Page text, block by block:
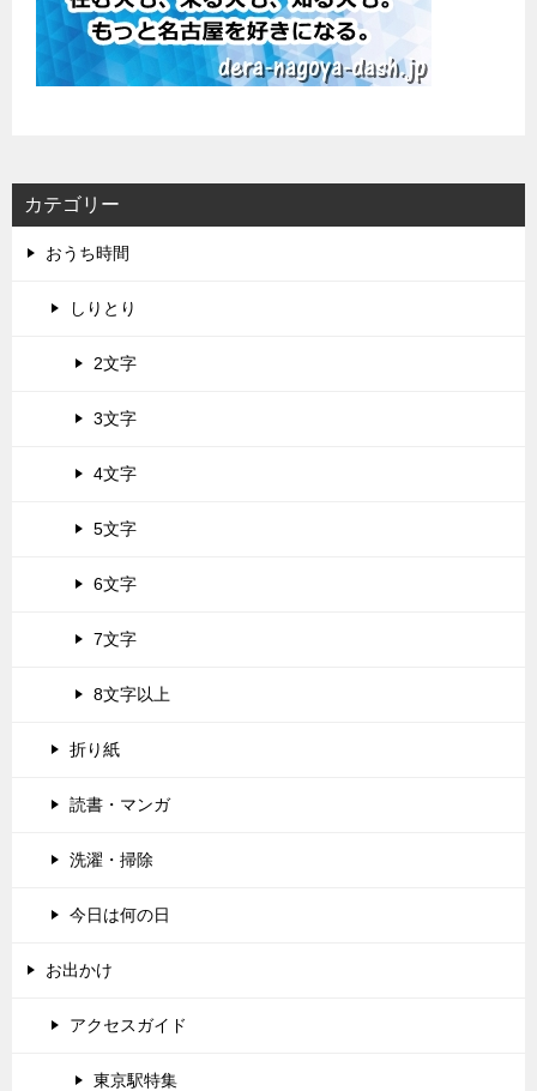
カテゴリー
おうち時間
しりとり
2文字
3文字
4文字
5文字
6文字
7文字
8文字以上
折り紙
読書・マンガ
洗濯・掃除
今日は何の日
お出かけ
アクセスガイド
東京駅特集